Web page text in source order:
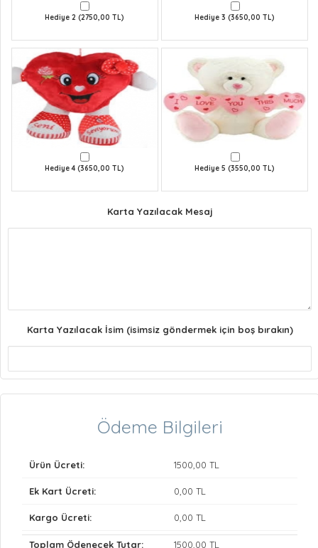
Hediye 2 (2750,00 TL) Hediye 3 (3650,00 TL)
Hediye 4 (3650,00 TL) Hediye 5 (3550,00 TL)
Karta Yazılacak Mesaj
Karta Yazılacak İsim (isimsiz göndermek için boş bırakın)
Ödeme Bilgileri
Ürün Ücreti: 1500,00 TL
Ek Kart Ücreti: 0,00 TL
Kargo Ücreti: 0,00 TL
Toplam Ödenecek Tutar: 1500,00 TL